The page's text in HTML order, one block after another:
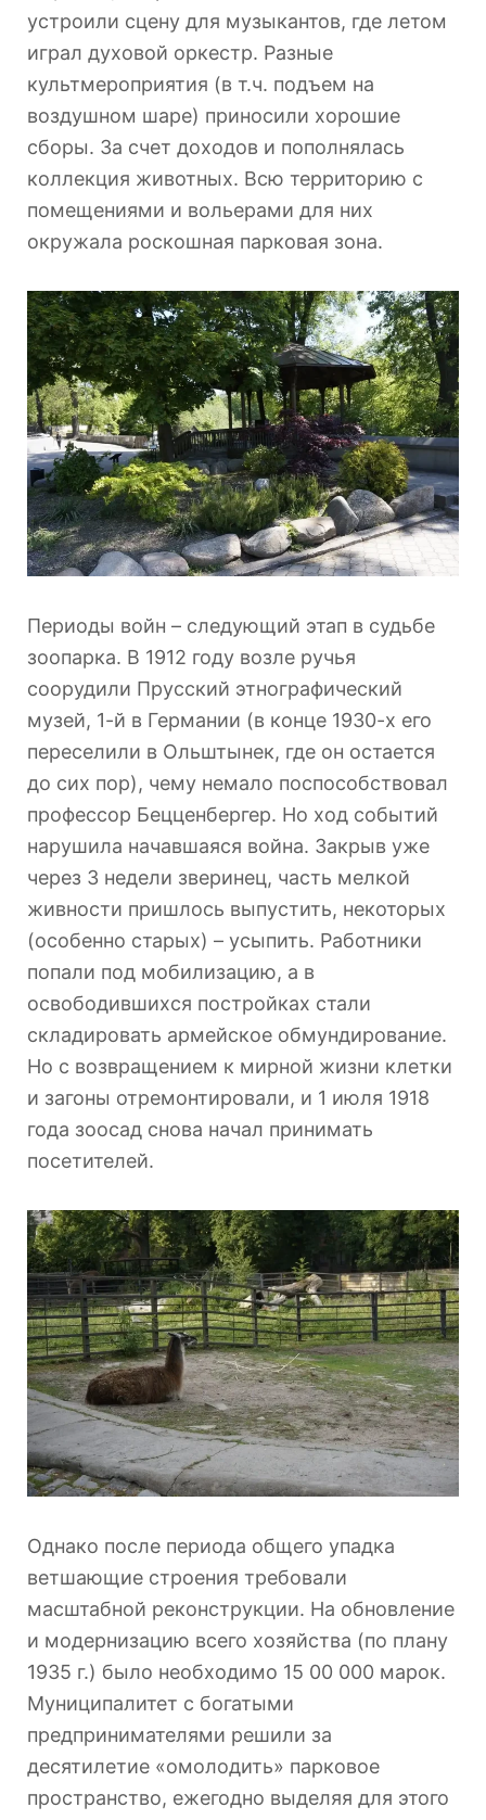
устроили сцену для музыкантов, где летом
играл духовой оркестр. Разные
культмероприятия (в т.ч. подъем на
воздушном шаре) приносили хорошие
сборы. За счет доходов и пополнялась
коллекция животных. Всю территорию с
помещениями и вольерами для них
окружала роскошная парковая зона.
Периоды войн – следующий этап в судьбе
зоопарка. В 1912 году возле ручья
соорудили Прусский этнографический
музей, 1-й в Германии (в конце 1930-х его
переселили в Ольштынек, где он остается
до сих пор), чему немало поспособствовал
профессор Бецценбергер. Но ход событий
нарушила начавшаяся война. Закрыв уже
через 3 недели зверинец, часть мелкой
живности пришлось выпустить, некоторых
(особенно старых) – усыпить. Работники
попали под мобилизацию, а в
освободившихся постройках стали
складировать армейское обмундирование.
Но с возвращением к мирной жизни клетки
и загоны отремонтировали, и 1 июля 1918
года зоосад снова начал принимать
посетителей.
Однако после периода общего упадка
ветшающие строения требовали
масштабной реконструкции. На обновление
и модернизацию всего хозяйства (по плану
1935 г.) было необходимо 15 00 000 марок.
Муниципалитет с богатыми
предпринимателями решили за
десятилетие «омолодить» парковое
пространство, ежегодно выделяя для этого